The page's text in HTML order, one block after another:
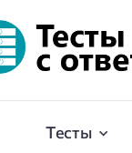
Тесты